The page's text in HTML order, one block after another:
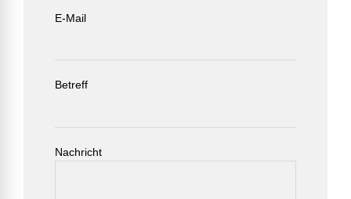
E-Mail
Betreff
Nachricht